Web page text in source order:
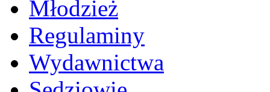
Młodzież
Regulaminy
Wydawnictwa